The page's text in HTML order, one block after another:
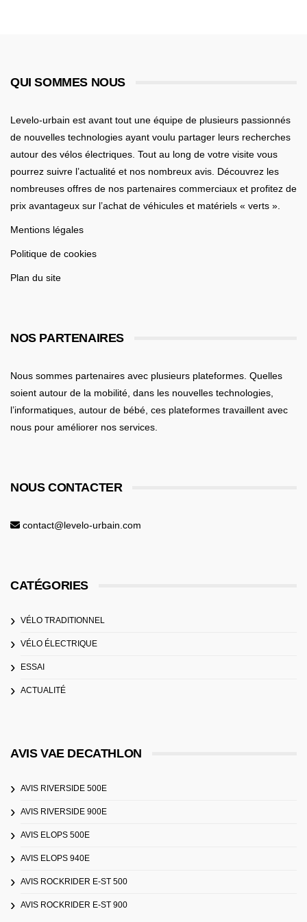
QUI SOMMES NOUS
Levelo-urbain est avant tout une équipe de plusieurs passionnés
de nouvelles technologies ayant voulu partager leurs recherches
autour des vélos électriques. Tout au long de votre visite vous
pourrez suivre l’actualité et nos nombreux avis. Découvrez les
nombreuses offres de nos partenaires commerciaux et profitez de
prix avantageux sur l’achat de véhicules et matériels « verts ».
Mentions légales
Politique de cookies
Plan du site
NOS PARTENAIRES
Nous sommes partenaires avec plusieurs plateformes. Quelles
soient autour de la mobilité, dans les nouvelles technologies,
l’informatiques, autour de bébé, ces plateformes travaillent avec
nous pour améliorer nos services.
NOUS CONTACTER
contact@levelo-urbain.com
CATÉGORIES
VÉLO TRADITIONNEL
VÉLO ÉLECTRIQUE
ESSAI
ACTUALITÉ
AVIS VAE DECATHLON
AVIS RIVERSIDE 500E
AVIS RIVERSIDE 900E
AVIS ELOPS 500E
AVIS ELOPS 940E
AVIS ROCKRIDER E-ST 500
AVIS ROCKRIDER E-ST 900